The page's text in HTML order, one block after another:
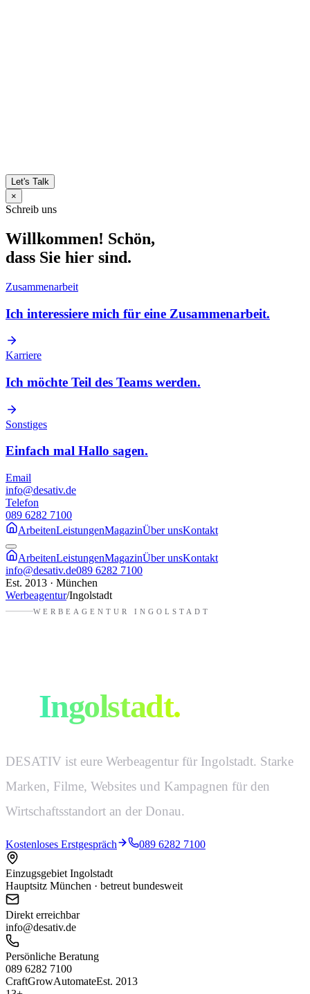
Let's Talk
×
Schreib uns
Willkommen! Schön,
dass Sie hier sind.
Zusammenarbeit
Ich interessiere mich für eine Zusammenarbeit.
Karriere
Ich möchte Teil des Teams werden.
Sonstiges
Einfach mal Hallo sagen.
Email
info@desativ.de
Telefon
089 6282 7100
ArbeitenLeistungenMagazinÜber unsKontakt
ArbeitenLeistungenMagazinÜber unsKontakt
info@desativ.de089 6282 7100
Est. 2013 · München
Werbeagentur/Ingolstadt
WERBEAGENTUR INGOLSTADT
Ingolstadt.
DESATIV ist eure Werbeagentur für Ingolstadt. Starke
Marken, Filme, Websites und Kampagnen für den
Wirtschaftsstandort an der Donau.
Kostenloses Erstgespräch 089 6282 7100
Einzugsgebiet Ingolstadt
Hauptsitz München · betreut bundesweit
Direkt erreichbar
info@desativ.de
Persönliche Beratung
089 6282 7100
CraftGrowAutomateEst. 2013